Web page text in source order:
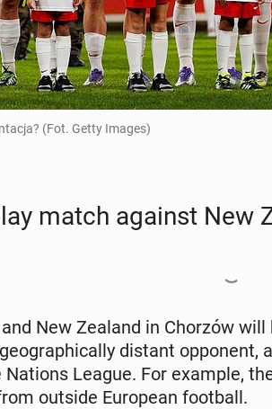
(Fot. Getty Images)
match against New
New Zealand in Chorzów
distant op­po­nent,
League. For example,
outside Eu­ro­pean foot­ball.